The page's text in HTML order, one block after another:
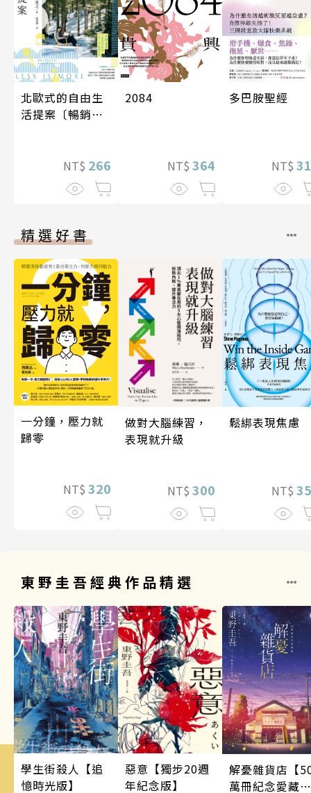
北歐式的自由生
活提案〔暢銷新
NT$ 266
2084
NT$ 364
多巴胺聖經
NT$
精選好書
一分鐘，壓力就
歸零
NT$ 320
做對大腦練習，
表現就升級
NT$ 300
鬆綁表現焦慮
NT$
東野圭吾經典作品精選
學生街殺人【追
憶時光版】
惡意【獨步20週
年紀念版】
解憂雜貨店【
萬冊紀念愛藏